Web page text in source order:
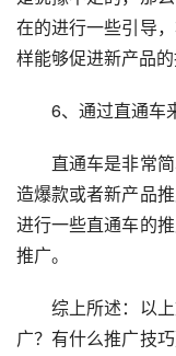
在的进行一些引导
样能够促进新产品的
6、通过直通车
直通车是非常简
造爆款或者新产品
进行一些直通车的
推广。
综上所述：以上
广？有什么推广技